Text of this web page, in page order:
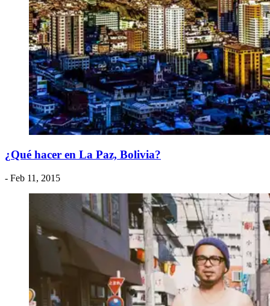
​¿Qué hacer en La Paz, Bolivia?
- Feb 11, 2015